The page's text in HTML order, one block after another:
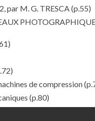
par M. G. TRESCA (p.55)
de compression
(p.80)